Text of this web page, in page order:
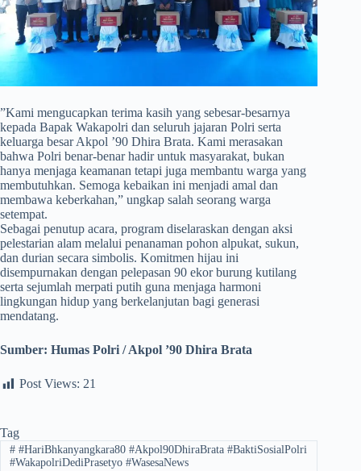
​”Kami mengucapkan terima kasih yang sebesar-besarnya
kepada Bapak Wakapolri dan seluruh jajaran Polri serta
keluarga besar Akpol ’90 Dhira Brata. Kami merasakan
bahwa Polri benar-benar hadir untuk masyarakat, bukan
hanya menjaga keamanan tetapi juga membantu warga yang
membutuhkan. Semoga kebaikan ini menjadi amal dan
membawa keberkahan,” ungkap salah seorang warga
setempat.
Sebagai penutup acara, program diselaraskan dengan aksi
pelestarian alam melalui penanaman pohon alpukat, sukun,
dan durian secara simbolis. Komitmen hijau ini
disempurnakan dengan pelepasan 90 ekor burung kutilang
serta sejumlah merpati putih guna menjaga harmoni
lingkungan hidup yang berkelanjutan bagi generasi
mendatang.
Sumber: Humas Polri / Akpol ’90 Dhira Brata
Post Views: 21
Tag
##HariBhkanyangkara80 #Akpol90DhiraBrata #BaktiSosialPolri
#WakapolriDediPrasetyo #WasesaNews